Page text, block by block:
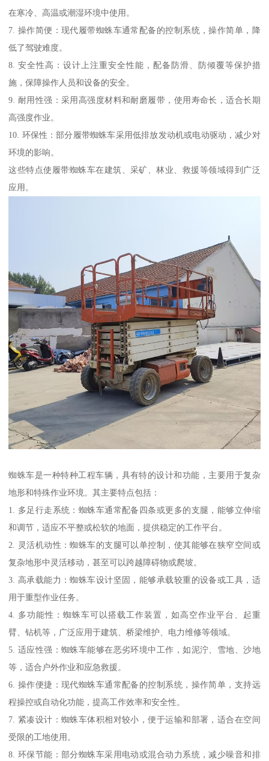
在寒冷、高温或潮湿环境中使用。
7. 操作简便：现代履带蜘蛛车通常配备的控制系统，操作简单，降
低了驾驶难度。
8. 安全性高：设计上注重安全性能，配备防滑、防倾覆等保护措
施，保障操作人员和设备的安全。
9. 耐用性强：采用高强度材料和耐磨履带，使用寿命长，适合长期
高强度作业。
10. 环保性：部分履带蜘蛛车采用低排放发动机或电动驱动，减少对
环境的影响。
这些特点使履带蜘蛛车在建筑、采矿、林业、救援等领域得到广泛
应用。
蜘蛛车是一种特种工程车辆，具有特的设计和功能，主要用于复杂
地形和特殊作业环境。其主要特点包括：
1. 多足行走系统：蜘蛛车通常配备四条或更多的支腿，能够立伸缩
和调节，适应不平整或松软的地面，提供稳定的工作平台。
2. 灵活机动性：蜘蛛车的支腿可以单控制，使其能够在狭窄空间或
复杂地形中灵活移动，甚至可以跨越障碍物或爬坡。
3. 高承载能力：蜘蛛车设计坚固，能够承载较重的设备或工具，适
用于重型作业任务。
4. 多功能性：蜘蛛车可以搭载工作装置，如高空作业平台、起重
臂、钻机等，广泛应用于建筑、桥梁维护、电力维修等领域。
5. 适应性强：蜘蛛车能够在恶劣环境中工作，如泥泞、雪地、沙地
等，适合户外作业和应急救援。
6. 操作便捷：现代蜘蛛车通常配备的控制系统，操作简单，支持远
程操控或自动化功能，提高工作效率和安全性。
7. 紧凑设计：蜘蛛车体积相对较小，便于运输和部署，适合在空间
受限的工地使用。
8. 环保节能：部分蜘蛛车采用电动或混合动力系统，减少噪音和排